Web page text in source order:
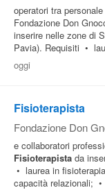
operatori tra
Fondazione Don
inserire nelle zone di
Pavia). Requisiti •
oggi
Fisioterapista
Fondazione Don
e collaboratori
Fisioterapista da
• laurea in
capacità relazionali;